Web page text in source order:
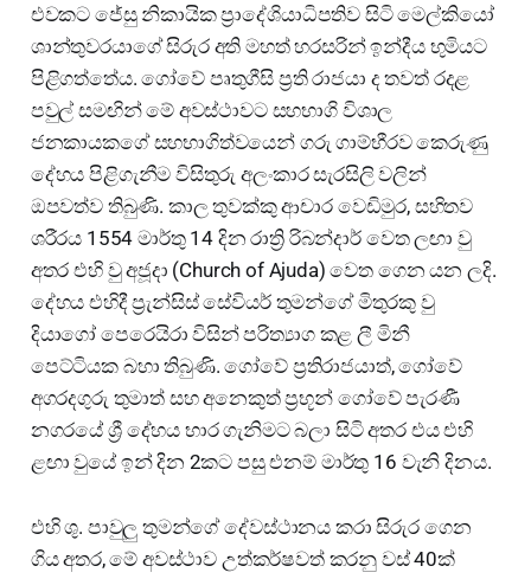
එවකට ජේසු නිකායික ප්‍රාදේශියාධිපතිව සිටි මෙල්කියෝ
ශාන්තුවරයාගේ සිරුර අති මහත් හරසරින් ඉන්දීය භුමියට
පිළිගත්තේය. ගෝවේ පෘතුගීසි ප්‍රති රාජයා ද තවත් රදළ
පවුල් සමඟින් මේ අවස්ථාවට සහභාගි විශාල
ජනකායකගේ සහභාගිත්වයෙන් ගරු ගාම්භීරව කෙරුණු
දේහය පිළිගැනීම විසිතුරු අලංකාර සැරසිලි වලින්
ඔපවත්ව තිබුණි. කාල තුවක්කු ආචාර වෙඩිමුර, සහිතව
ශරීරය 1554 මාර්තු 14 දින රාත්‍රි රිබන්දාර් වෙත ලඟා වු
අතර එහි වු අජූදා (Church of Ajuda) වෙත ගෙන යන ලදි.
දේහය එහිදී ප්‍රැන්සිස් සේවියර් තුමන්ගේ මිතුරකු වු
දියාගෝ පෙරෙයිරා විසින් පරිත්‍යාග කළ ලී මිනී
පෙට්ටියක බහා තිබුණි. ගෝවේ ප්‍රතිරාජයාත්, ගෝවේ
අගරදගුරු තුමාත් සහ අනෙකුත් ප්‍රභූන් ගෝවේ පැරණී
නගරයේ ශ්‍රී දේහය භාර ගැනිමට බලා සිටි අතර එය එහි
ළඟා වුයේ ඉන් දින 2කට පසු එනම් මාර්තු 16 වැනි දිනය.
එහි ශු. පාවුලු තුමන්ගේ දේවස්ථානය කරා සිරුර ගෙන
ගිය අතර, මේ අවස්ථාව උත්කර්ෂවත් කරනු වස් 40ක්